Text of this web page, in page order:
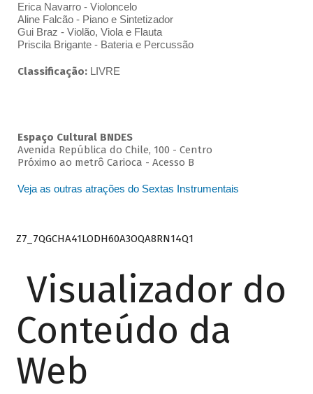
Erica Navarro - Violoncelo
Aline Falcão - Piano e Sintetizador
Gui Braz - Violão, Viola e Flauta
Priscila Brigante - Bateria e Percussão
Classificação: LIVRE
Espaço Cultural BNDES
Avenida República do Chile, 100 - Centro
Próximo ao metrô Carioca - Acesso B
Veja as outras atrações do Sextas Instrumentais
Z7_7QGCHA41LODH60A3OQA8RN14Q1
Visualizador do
Conteúdo da
Web